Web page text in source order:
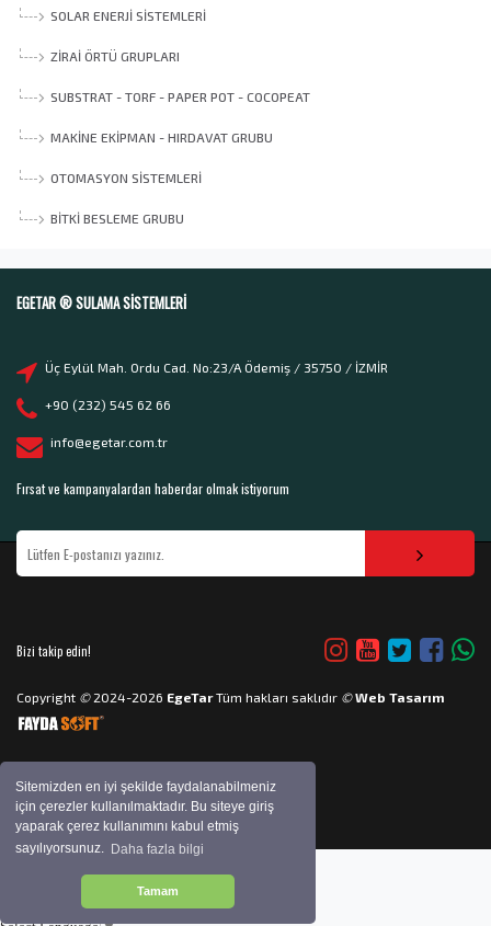
Sitemizden en iyi şekilde faydalanabilmeniz
için çerezler kullanılmaktadır. Bu siteye giriş
yaparak çerez kullanımını kabul etmiş
sayılıyorsunuz. Daha fazla bilgi
Tamam
SOLAR ENERJI SISTEMLERI
ZIRAI ÖRTÜ GRUPLARI
SUBSTRAT - TORF - PAPER POT - COCOPEAT
MAKINE EKIPMAN - HIRDAVAT GRUBU
OTOMASYON SISTEMLERI
BITKI BESLEME GRUBU
EGETAR ® SULAMA SISTEMLERI
Üç Eylül Mah. Ordu Cad. No:23/A Ödemiş / 35750 / İZMİR
+90 (232) 545 62 66
info@egetar.com.tr
Fırsat ve kampanyalardan haberdar olmak istiyorum
Bizi takip edin!
Copyright ©2024-2026 EgeTarTüm hakları saklıdır © Web Tasarım